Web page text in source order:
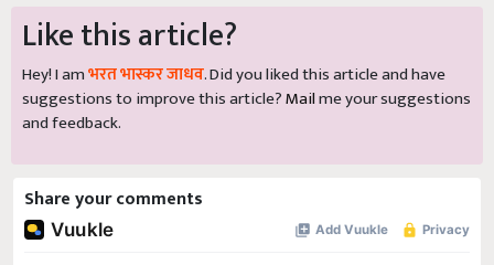
Like this article?
Hey! I amभरत भास्कर जाधव. Did you liked this article and have
suggestions to improve this article?Mailme your suggestions
and feedback.
Share your comments